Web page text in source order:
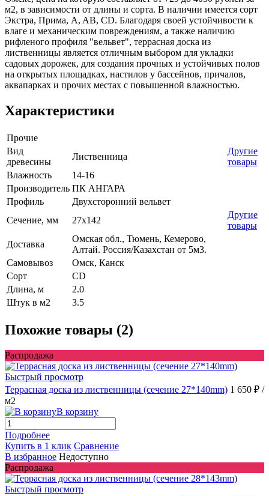
м2, в зависимости от длины и сорта. В наличии имеется сорт
Экстра, Прима, A, AB, CD. Благодаря своей устойчивости к
влаге и механическим повреждениям, а также наличию
рифленого профиля "вельвет", террасная доска из
лиственницы является отличным выбором для укладки
садовых дорожек, для создания прочных и устойчивых полов
на открытых площадках, настилов у бассейнов, причалов,
аквапарках и прочих местах с повышенной влажностью.
Характеристики
Прочие
Вид
древесины
Лиственница
Другие
товары
Влажность
14-16
Производитель ПК АНГАРА
Профиль
Двухсторонний вельвет
Сечение, мм
27x142
Другие
товары
Доставка
Омская обл., Тюмень, Кемерово,
Алтай. Россия/Казахстан от 5м3.
Самовывоз
Омск, Канск
Сорт
CD
Длина, м
2.0
Штук в м2
3.5
Похожие товары (2)
Распродажа
Быстрый просмотр
Террасная доска из лиственницы (сечение 27*140mm) 1 650 ₽ /
м2
В корзину
Подробнее
Купить в 1 клик Сравнение
В избранное Недоступно
Распродажа
Быстрый просмотр